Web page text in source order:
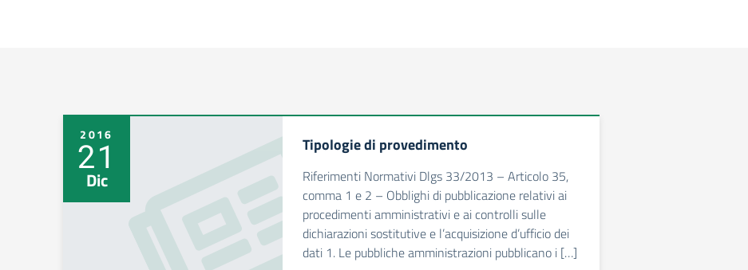
2016
21
Dic
Tipologie di provedimento
Riferimenti Normativi Dlgs 33/2013 – Articolo 35,
comma 1 e 2 – Obblighi di pubblicazione relativi ai
procedimenti amministrativi e ai controlli sulle
dichiarazioni sostitutive e l’acquisizione d’ufficio dei
dati 1. Le pubbliche amministrazioni pubblicano i […]